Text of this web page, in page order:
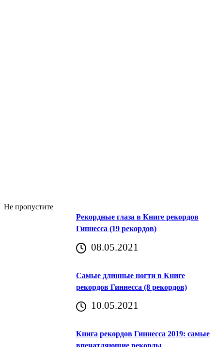
Не пропустите
Рекордные глаза в Книге рекордов
Гиннесса (19 рекордов)
08.05.2021
Самые длинные ногти в Книге
рекордов Гиннесса (8 рекордов)
10.05.2021
Книга рекордов Гиннесса 2019: самые